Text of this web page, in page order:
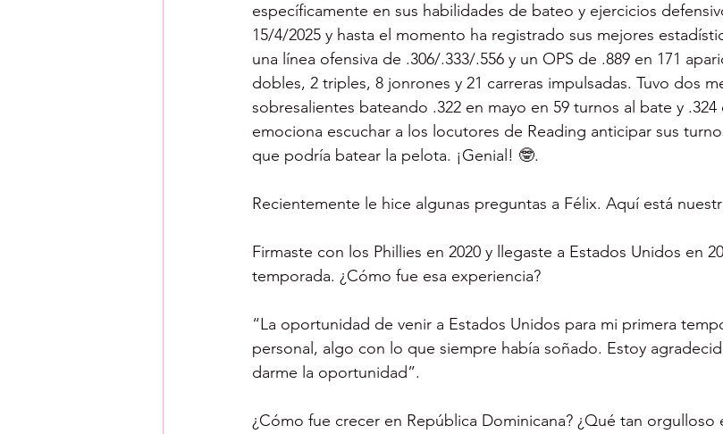
específicamente en sus habilidades de bateo y ejercicios
15/4/2025 y hasta el momento ha registrado sus mejores
una línea ofensiva de .306/.333/.556 y un OPS de .889 en 171
dobles, 2 triples, 8 jonrones y 21 carreras impulsadas. Tuvo dos
sobresalientes bateando .322 en mayo en 59 turnos al bate y
emociona escuchar a los locutores de Reading anticipar sus
que podría batear la pelota. ¡Genial! 🤓.
Recientemente le hice algunas preguntas a Félix. Aquí está
Firmaste con los Phillies en 2020 y llegaste a Estados Unidos en
temporada. ¿Cómo fue esa experiencia?
“La oportunidad de venir a Estados Unidos para mi primera
personal, algo con lo que siempre había soñado. Estoy
darme la oportunidad”.
¿Cómo fue crecer en República Dominicana? ¿Qué tan orgulloso